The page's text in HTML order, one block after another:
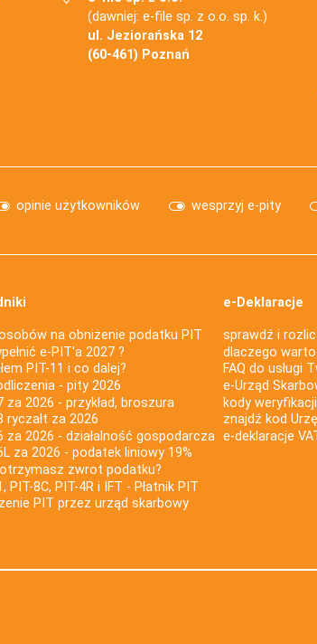
(dawniej: e-file sp. z o.o. sp. k.)
ul. Jeziorańska 12
(60-461) Poznań
opinie użytkowników wesprzyj e-pity
na obniżenie podatku PIT
e-PIT'a 2027 ?
PIT-11 i co dalej?
- pity 2026
za 2026 - przykład, broszura
ryczałt za 2026
za 2026 - działalność gospodarcza
za 2026 - podatek liniowy 19%
zwrot podatku?
PIT-8C, PIT-4R i IFT - Płatnik PIT
PIT przez urząd skarbowy
e-Deklaracje
sprawdź i
dlaczego
FAQ do usługi
e-Urząd
kody
znajdź kod
e-deklaracje